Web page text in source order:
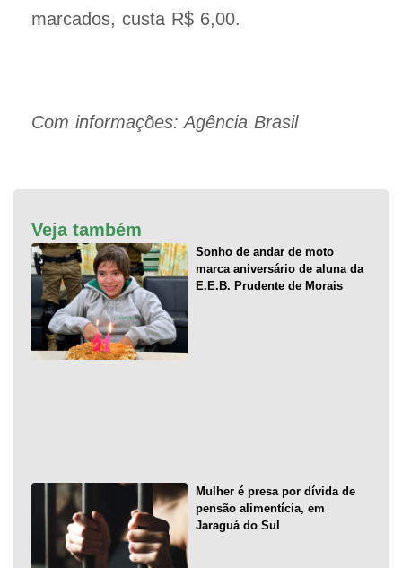
marcados, custa R$ 6,00.
Com informações: Agência Brasil
Veja também
Sonho de andar de moto
marca aniversário de aluna da
E.E.B. Prudente de Morais
Mulher é presa por dívida de
pensão alimentícia, em
Jaraguá do Sul